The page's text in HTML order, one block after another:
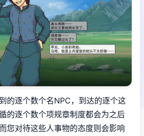
的逐个数个名NPC，到达的逐个这
的逐个数个项规章制度都会为之后
您对待这些人事物的态度则会影响